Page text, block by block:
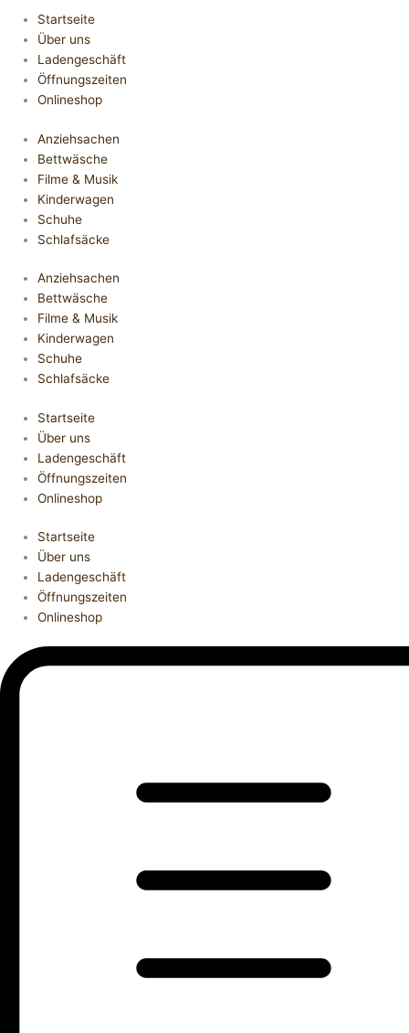
Startseite
Über uns
Ladengeschäft
Öffnungszeiten
Onlineshop
Anziehsachen
Bettwäsche
Filme & Musik
Kinderwagen
Schuhe
Schlafsäcke
Anziehsachen
Bettwäsche
Filme & Musik
Kinderwagen
Schuhe
Schlafsäcke
Startseite
Über uns
Ladengeschäft
Öffnungszeiten
Onlineshop
Startseite
Über uns
Ladengeschäft
Öffnungszeiten
Onlineshop